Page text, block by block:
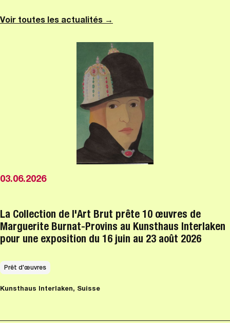
Voir toutes les actualités →
03.06.2026
La Collection de l'Art Brut prête 10 œuvres de
Marguerite Burnat-Provins au Kunsthaus Interlaken
pour une exposition du 16 juin au 23 août 2026
Prêt d'œuvres
Kunsthaus Interlaken, Suisse